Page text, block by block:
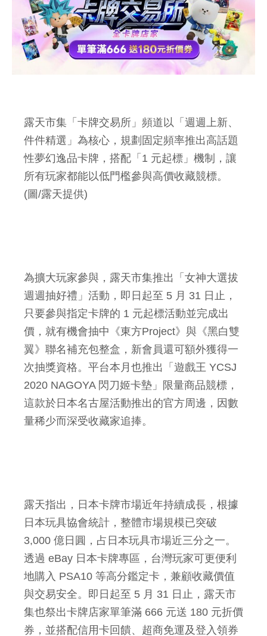
露天市集「卡牌交易所」頻道以「週週上新、
件件精選」為核心，規劃固定頻率推出高話題
性夢幻逸品卡牌，搭配「1 元起標」機制，讓
所有玩家都能以低門檻參與高價收藏競標。
(圖/露天提供)
為擴大玩家參與，露天市集推出「女神大選拔
週週抽好禮」活動，即日起至 5 月 31 日止，
只要參與指定卡牌的 1 元起標活動並完成出
價，就有機會抽中《東方Project》與《黑白雙
翼》聯名補充包整盒，新會員還可額外獲得一
次抽獎資格。平台本月也推出「遊戲王 YCSJ
2020 NAGOYA 閃刀姬卡墊」限量商品競標，
這款於日本名古屋活動推出的官方周邊，因數
量稀少而深受收藏家追捧。
露天指出，日本卡牌市場近年持續成長，根據
日本玩具協會統計，整體市場規模已突破
3,000 億日圓，占日本玩具市場近三分之一。
透過 eBay 日本卡牌專區，台灣玩家可更便利
地購入 PSA10 等高分鑑定卡，兼顧收藏價值
與交易安全。即日起至 5 月 31 日止，露天市
集也祭出卡牌店家單筆滿 666 元送 180 元折價
券，並搭配信用卡回饋、超商免運及登入領券